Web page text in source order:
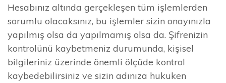
Hesabınız altında gerçekleşen tüm işlemlerden
sorumlu olacaksınız, bu işlemler sizin onayınızla
yapılmış olsa da yapılmamış olsa da. Şifrenizin
kontrolünü kaybetmeniz durumunda, kişisel
bilgileriniz üzerinde önemli ölçüde kontrol
kaybedebilirsiniz ve sizin adınıza hukuken